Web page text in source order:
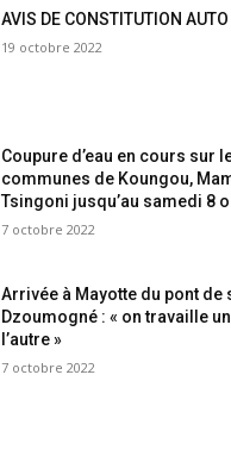
AVIS DE CONSTITUTION
19 octobre 2022
Coupure d’eau en cours sur
communes de Koungou,
Tsingoni jusqu’au samedi 8
7 octobre 2022
Arrivée à Mayotte du pont de
Dzoumogné : « on travaille
l’autre »
7 octobre 2022